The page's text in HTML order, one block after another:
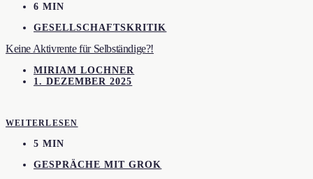
6 MIN
GESELLSCHAFTSKRITIK
Keine Aktivrente für Selbständige?!
MIRIAM LOCHNER
1. DEZEMBER 2025
WEITERLESEN
5 MIN
GESPRÄCHE MIT GROK